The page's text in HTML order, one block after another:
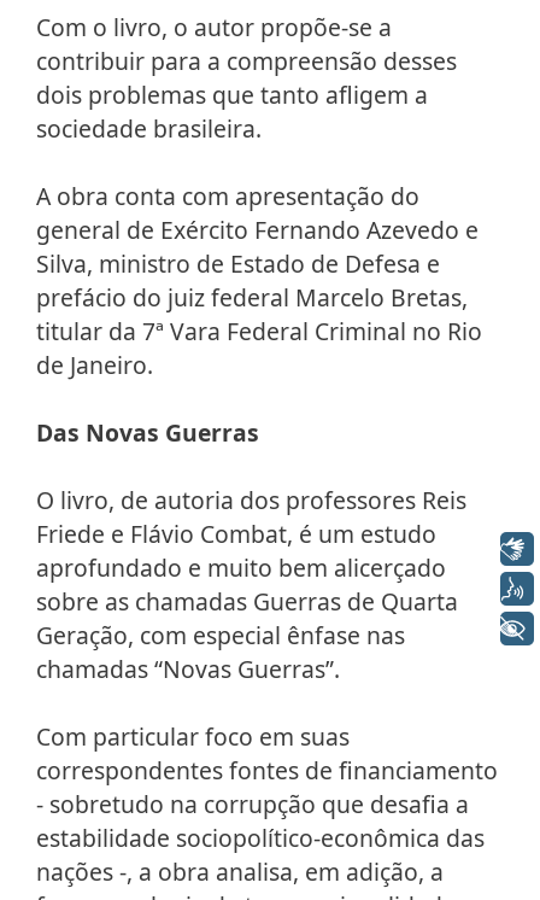
Com o livro, o autor propõe-se a
contribuir para a compreensão desses
dois problemas que tanto afligem a
sociedade brasileira.
A obra conta com apresentação do
general de Exército Fernando Azevedo e
Silva, ministro de Estado de Defesa e
prefácio do juiz federal Marcelo Bretas,
titular da 7ª Vara Federal Criminal no Rio
de Janeiro.
Das Novas Guerras
O livro, de autoria dos professores Reis
Friede e Flávio Combat, é um estudo
aprofundado e muito bem alicerçado
sobre as chamadas Guerras de Quarta
Geração, com especial ênfase nas
chamadas “Novas Guerras”.
Com particular foco em suas
correspondentes fontes de financiamento
- sobretudo na corrupção que desafia a
estabilidade sociopolítico-econômica das
nações -, a obra analisa, em adição, a
Libras
Voz
+ Acessibilidade